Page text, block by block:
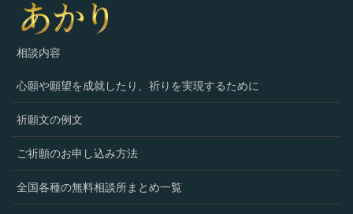
相談内容
心願や願望を成就したり、祈りを実現するために
祈願文の例文
ご祈願のお申し込み方法
全国各種の無料相談所まとめ一覧